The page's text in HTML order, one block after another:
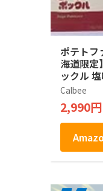
ポテトフ
海道限定
ックル
×２箱
Calbee
2,990円